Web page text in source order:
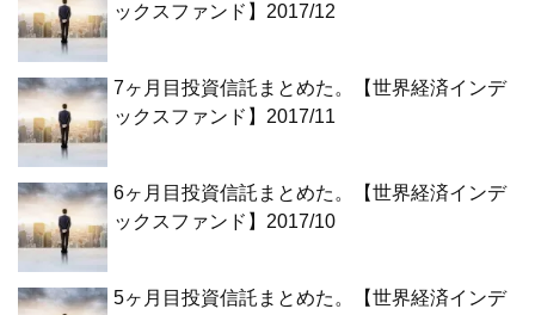
ックスファンド】2017/12
7ヶ月目投資信託まとめた。【世界経済インデ
ックスファンド】2017/11
6ヶ月目投資信託まとめた。【世界経済インデ
ックスファンド】2017/10
5ヶ月目投資信託まとめた。【世界経済インデ